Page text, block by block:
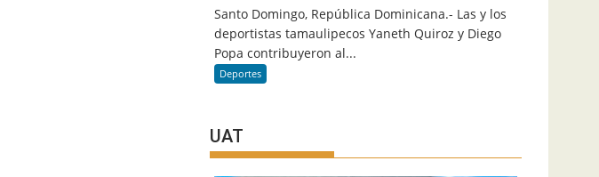
Santo Domingo, República Dominicana.- Las y los
deportistas tamaulipecos Yaneth Quiroz y Diego
Popa contribuyeron al...
Deportes
UAT